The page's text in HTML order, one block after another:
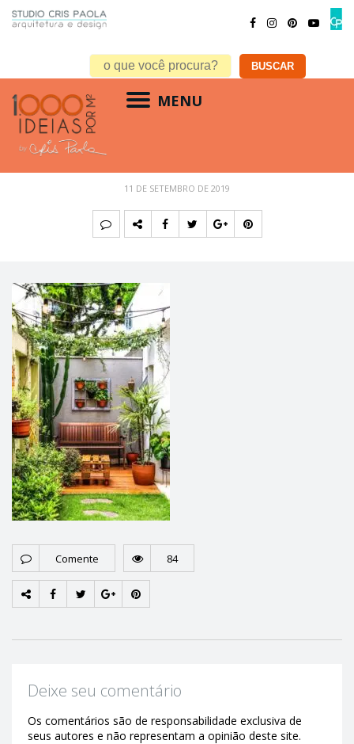
MENU
11 DE SETEMBRO DE 2019
Comente 84
Deixe seu comentário
Os comentários são de responsabilidade exclusiva de
seus autores e não representam a opinião deste site.